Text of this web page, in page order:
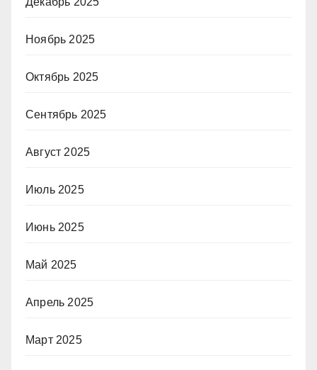
Ноябрь 2025
Октябрь 2025
Сентябрь 2025
Август 2025
Июль 2025
Июнь 2025
Май 2025
Апрель 2025
Март 2025